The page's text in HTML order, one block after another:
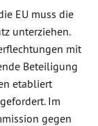
EU muss die
unterziehen.
mit
Beteiligung
etabliert
Im
gegen